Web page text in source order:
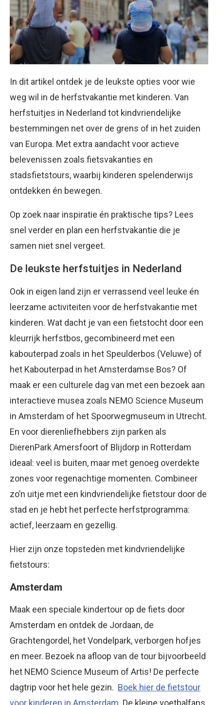
In dit artikel ontdek je de leukste opties voor wie
weg wil in de herfstvakantie met kinderen. Van
herfstuitjes in Nederland tot kindvriendelijke
bestemmingen net over de grens of in het zuiden
van Europa. Met extra aandacht voor actieve
belevenissen zoals fietsvakanties en
stadsfietstours, waarbij kinderen spelenderwijs
ontdekken én bewegen.
Op zoek naar inspiratie én praktische tips? Lees
snel verder en plan een herfstvakantie die je
samen niet snel vergeet.
De leukste herfstuitjes in Nederland
Ook in eigen land zijn er verrassend veel leuke én
leerzame activiteiten voor de herfstvakantie met
kinderen. Wat dacht je van een fietstocht door een
kleurrijk herfstbos, gecombineerd met een
kabouterpad zoals in het Speulderbos (Veluwe) of
het Kabouterpad in het Amsterdamse Bos? Of
maak er een culturele dag van met een bezoek aan
interactieve musea zoals NEMO Science Museum
in Amsterdam of het Spoorwegmuseum in Utrecht.
En voor dierenliefhebbers zijn parken als
DierenPark Amersfoort of Blijdorp in Rotterdam
ideaal: veel is buiten, maar met genoeg overdekte
zones voor regenachtige momenten. Combineer
zo’n uitje met een kindvriendelijke fietstour door de
stad en je hebt het perfecte herfstprogramma:
actief, leerzaam en gezellig.
Hier zijn onze topsteden met kindvriendelijke
fietstours:
Amsterdam
Maak een speciale kindertour op de fiets door
Amsterdam en ontdek de Jordaan, de
Grachtengordel, het Vondelpark, verborgen hofjes
en meer. Bezoek na afloop van de tour bijvoorbeeld
het NEMO Science Museum of Artis! De perfecte
dagtrip voor het hele gezin. Boek hier de fietstour